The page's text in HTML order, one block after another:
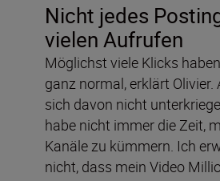
Nicht jedes
vielen Aufrufen
Möglichst viele Klicks
ganz normal, erklärt
sich davon nicht
habe nicht immer die Zeit,
Kanäle zu kümmern. Ich
nicht, dass mein Video